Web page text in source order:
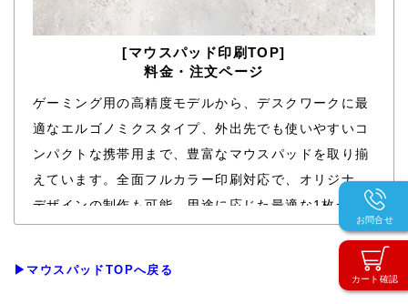
カート確認
お問合せ
[マウスパッド印刷TOP]
料金・注文ページ
ゲーミング用の高精度モデルから、デスクワークに最
適なエルゴノミクスタイプ、外出先でも使いやすいコ
ンパクトな携帯用まで、豊富なマウスパッドを取り揃
えています。全面フルカラー印刷対応で、オリジナル
デザインの制作も可能。用途に応じた最適な1枚が見
つかります。
▶マウスパッドTOPへ戻る